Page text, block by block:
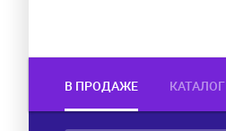
В ПРОДАЖЕ КАТАЛОГ